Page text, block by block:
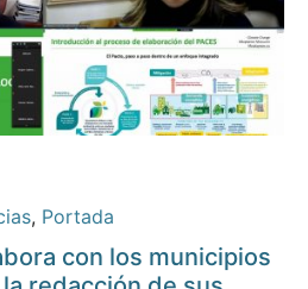
, Portada
con los municipios